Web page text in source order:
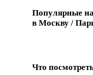
Популярные
в Москву /
Что